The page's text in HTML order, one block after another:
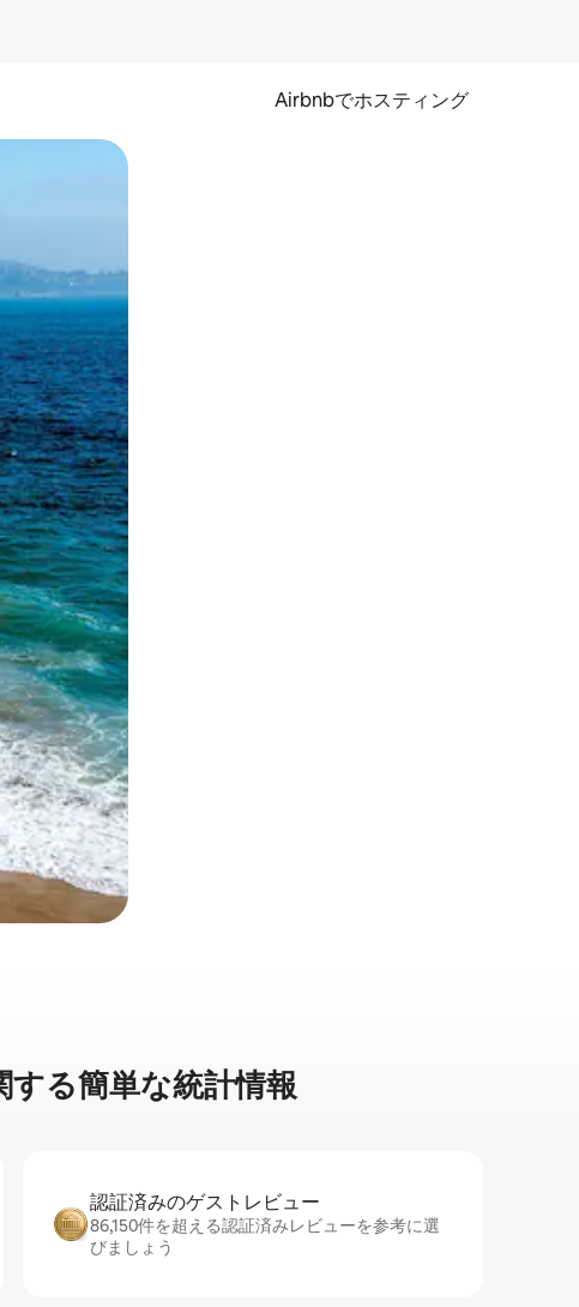
Airbnbでホスティング
とができます。
る簡⁠単⁠な統⁠計⁠情⁠報
認証済みのゲ⁠ス⁠ト⁠レ⁠ビ⁠ュ⁠ー
86,150件を超える認証済みレビューを参考に選
びましょう